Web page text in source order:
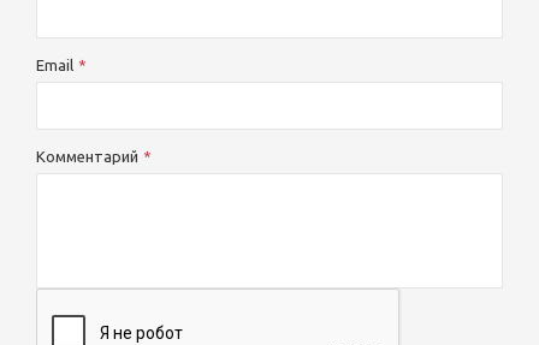
Email
Комментарий